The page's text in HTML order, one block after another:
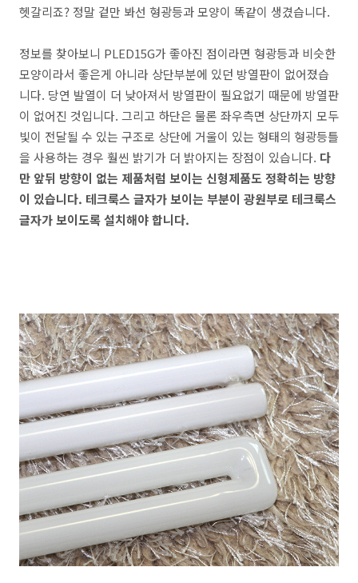
헷갈리죠? 정말 겉만 봐선 형광등과 모양이 똑같이 생겼습니다.
정보를 찾아보니 PLED15G가 좋아진 점이라면 형광등과 비슷한
모양이라서 좋은게 아니라 상단부분에 있던 방열판이 없어졌습
니다. 당연 발열이 더 낮아져서 방열판이 필요없기 때문에 방열판
이 없어진 것입니다. 그리고 하단은 물론 좌우측면 상단까지 모두
빛이 전달될 수 있는 구조로 상단에 거울이 있는 형태의 형광등틀
을 사용하는 경우 훨씬 밝기가 더 밝아지는 장점이 있습니다. 다
만 앞뒤 방향이 없는 제품처럼 보이는 신형제품도 정확히는 방향
이 있습니다. 테크룩스 글자가 보이는 부분이 광원부로 테크룩스
글자가 보이도록 설치해야 합니다.